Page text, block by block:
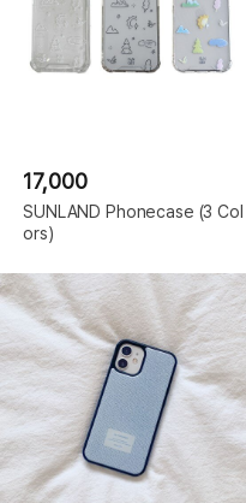
17,000
SUNLAND Phonecase (3 Col
ors)